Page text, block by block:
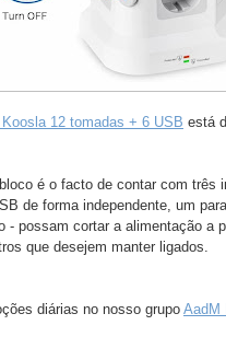
12 tomadas + 6 USB está
é o facto de contar com três
de forma independente, um
- possam cortar a alimentação a
que desejem manter ligados.
diárias no nosso grupoAadM